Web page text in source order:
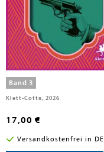
Allingham, Margery
Campion. Der stille Feind
Band 3
Klett-Cotta, 2026
17,00 €
Versandkostenfrei in DE